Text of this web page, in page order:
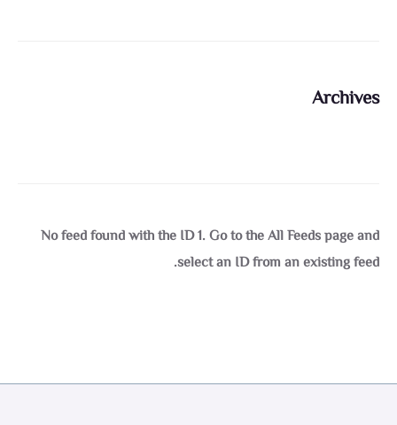
Archives
No feed found with the ID 1. Go to theAll Feeds pageand
select an ID from an existing feed.